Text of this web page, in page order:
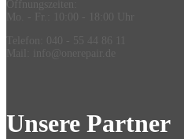
Unsere Partner